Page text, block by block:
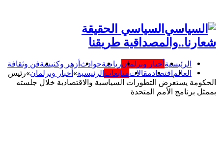
السياسي الحقيقة
شعارنا..والمصداقية طريقنا
الرئيسيةأخبار وبرلمانرياضةحوادثأزهر وكنيسةفن وثقافة
العالماقتصادمقالاتمتابعاتالرئيسية»أخبار وبرلمان»رئيس
الحكومة يستعرض التطورات السياسية والاقتصادية خلال جلسته
بممثل برنامج الأمم المتحدة